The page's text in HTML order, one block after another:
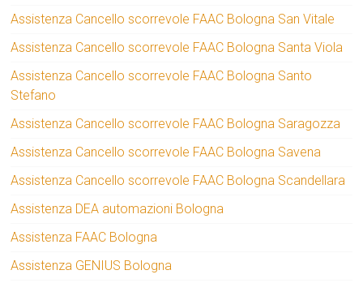
Assistenza Cancello scorrevole FAAC Bologna San Vitale
Assistenza Cancello scorrevole FAAC Bologna Santa Viola
Assistenza Cancello scorrevole FAAC Bologna Santo
Stefano
Assistenza Cancello scorrevole FAAC Bologna Saragozza
Assistenza Cancello scorrevole FAAC Bologna Savena
Assistenza Cancello scorrevole FAAC Bologna Scandellara
Assistenza DEA automazioni Bologna
Assistenza FAAC Bologna
Assistenza GENIUS Bologna